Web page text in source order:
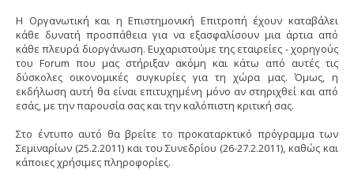
Η Οργανωτική και η Επιστημονική Επιτροπή έχουν καταβάλει
κάθε δυνατή προσπάθεια για να εξασφαλίσουν μια άρτια από
κάθε πλευρά διοργάνωση. Ευχαριστούμε της εταιρείες - χορηγούς
του Forum που μας στήριξαν ακόμη και κάτω από αυτές τις
δύσκολες οικονομικές συγκυρίες για τη χώρα μας. Όμως, η
εκδήλωση αυτή θα είναι επιτυχημένη μόνο αν στηριχθεί και από
εσάς, με την παρουσία σας και την καλόπιστη κριτική σας.
Στο έντυπο αυτό θα βρείτε το προκαταρκτικό πρόγραμμα των
Σεμιναρίων (25.2.2011) και του Συνεδρίου (26-27.2.2011), καθώς και
κάποιες χρήσιμες πληροφορίες.